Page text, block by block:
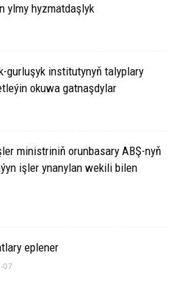
ylmy hyzmatdaşlyk
gurluşyk institutynyň talyplary
okuwa gatnaşdylar
ministriniň orunbasary ABŞ-nyň
işler ynanylan wekili bilen
eplener
07